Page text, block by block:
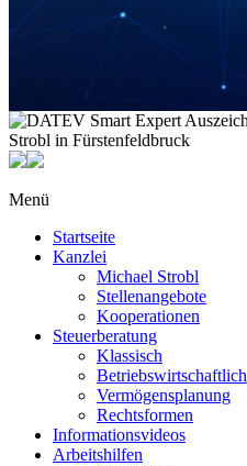
Menü
Startseite
Kanzlei
Michael Strobl
Stellenangebote
Kooperationen
Steuerberatung
Klassisch
Betriebswirtschaftlich
Vermögensplanung
Rechtsformen
Informationsvideos
Arbeitshilfen